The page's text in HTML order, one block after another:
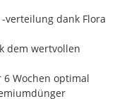
verteilung dank Flora
dem wertvollen
Wochen optimal